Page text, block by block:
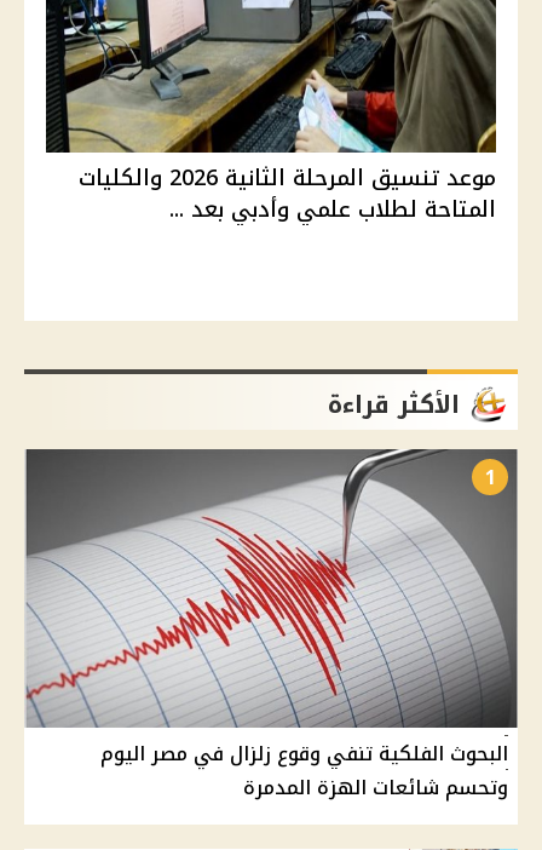
موعد تنسيق المرحلة الثانية 2026 والكليات
المتاحة لطلاب علمي وأدبي بعد ...
الأكثر قراءة
1
البحوث الفلكية تنفي وقوع زلزال في مصر اليوم
وتحسم شائعات الهزة المدمرة